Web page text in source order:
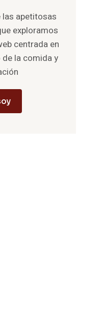
apetitosas
exploramos
centrada en
la comida y